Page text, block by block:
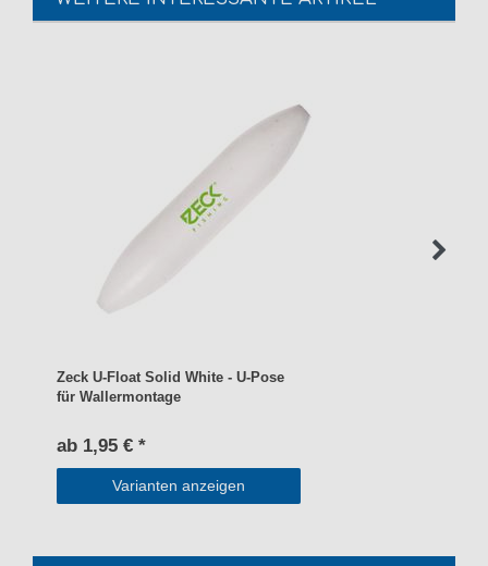
Zeck U-Float Solid White - U-Pose
für Wallermontage
ab 1,95 € *
Varianten anzeigen